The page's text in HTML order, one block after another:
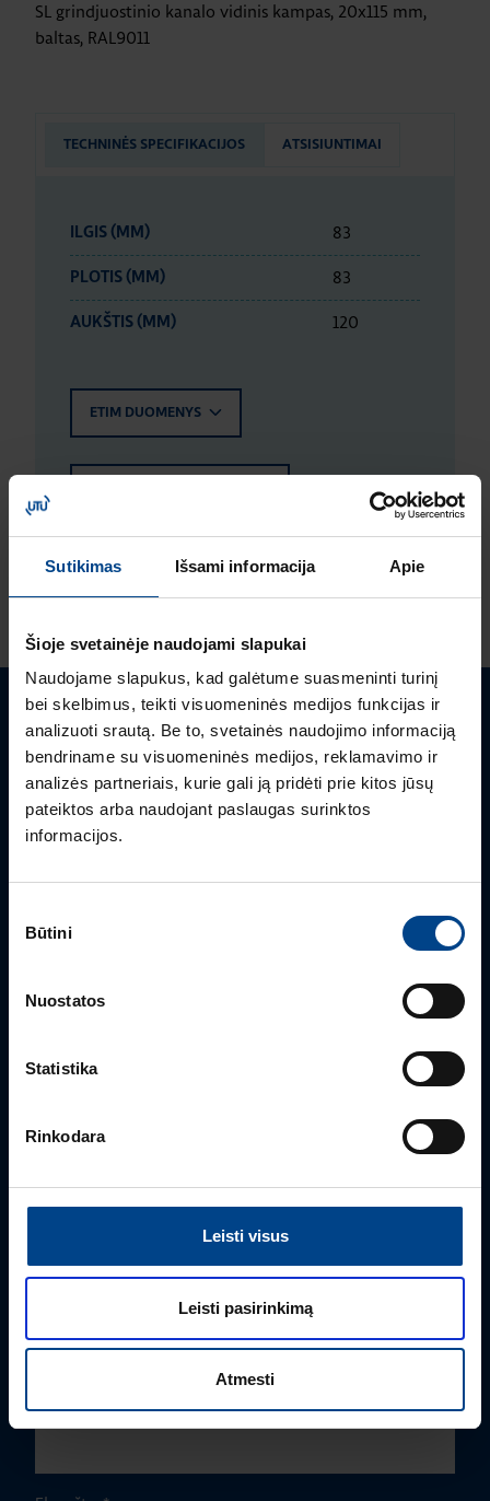
Sutikimas Išsami informacija Apie
Šioje svetainėje naudojami slapukai
Naudojame slapukus, kad galėtume suasmeninti turinį
bei skelbimus, teikti visuomeninės medijos funkcijas ir
analizuoti srautą. Be to, svetainės naudojimo informaciją
bendriname su visuomeninės medijos, reklamavimo ir
analizės partneriais, kurie gali ją pridėti prie kitos jūsų
pateiktos arba naudojant paslaugas surinktos
informacijos.
pasirinkimas
Būtini
Nuostatos
Statistika
Rinkodara
Leisti visus
Leisti pasirinkimą
Atmesti
SL grindjuostinio kanalo vidinis kampas, 20x115 mm,
baltas, RAL9011
TECHNINĖS SPECIFIKACIJOS ATSISIUNTIMAI
ILGIS (MM) 83
PLOTIS (MM) 83
AUKŠTIS (MM) 120
ETIM DUOMENYS
ĮVERTINIMAI IR ŽYMĖJIMAI
Turite klausimų? Susisiekite
Mielai atsakysime į Jums aktualius klausimus.
+370 5 2742827
Įmonė